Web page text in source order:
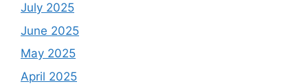
July 2025
June 2025
May 2025
April 2025